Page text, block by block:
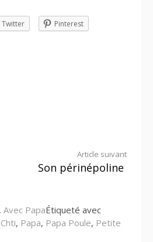
Twitter
Pinterest
Article suivant
Son périnépoline
, Avec PapaÉtiqueté avec
, Papa, Papa Poule, Petite